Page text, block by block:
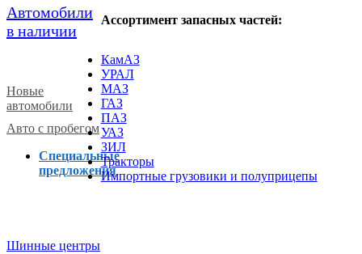
в наличии
автомобили
Авто с пробегом
Специальные
предложения
УРАЛ
МАЗ
ГАЗ
ПАЗ
УАЗ
ЗИЛ
Тракторы
Импортные грузовики и полуприцепы